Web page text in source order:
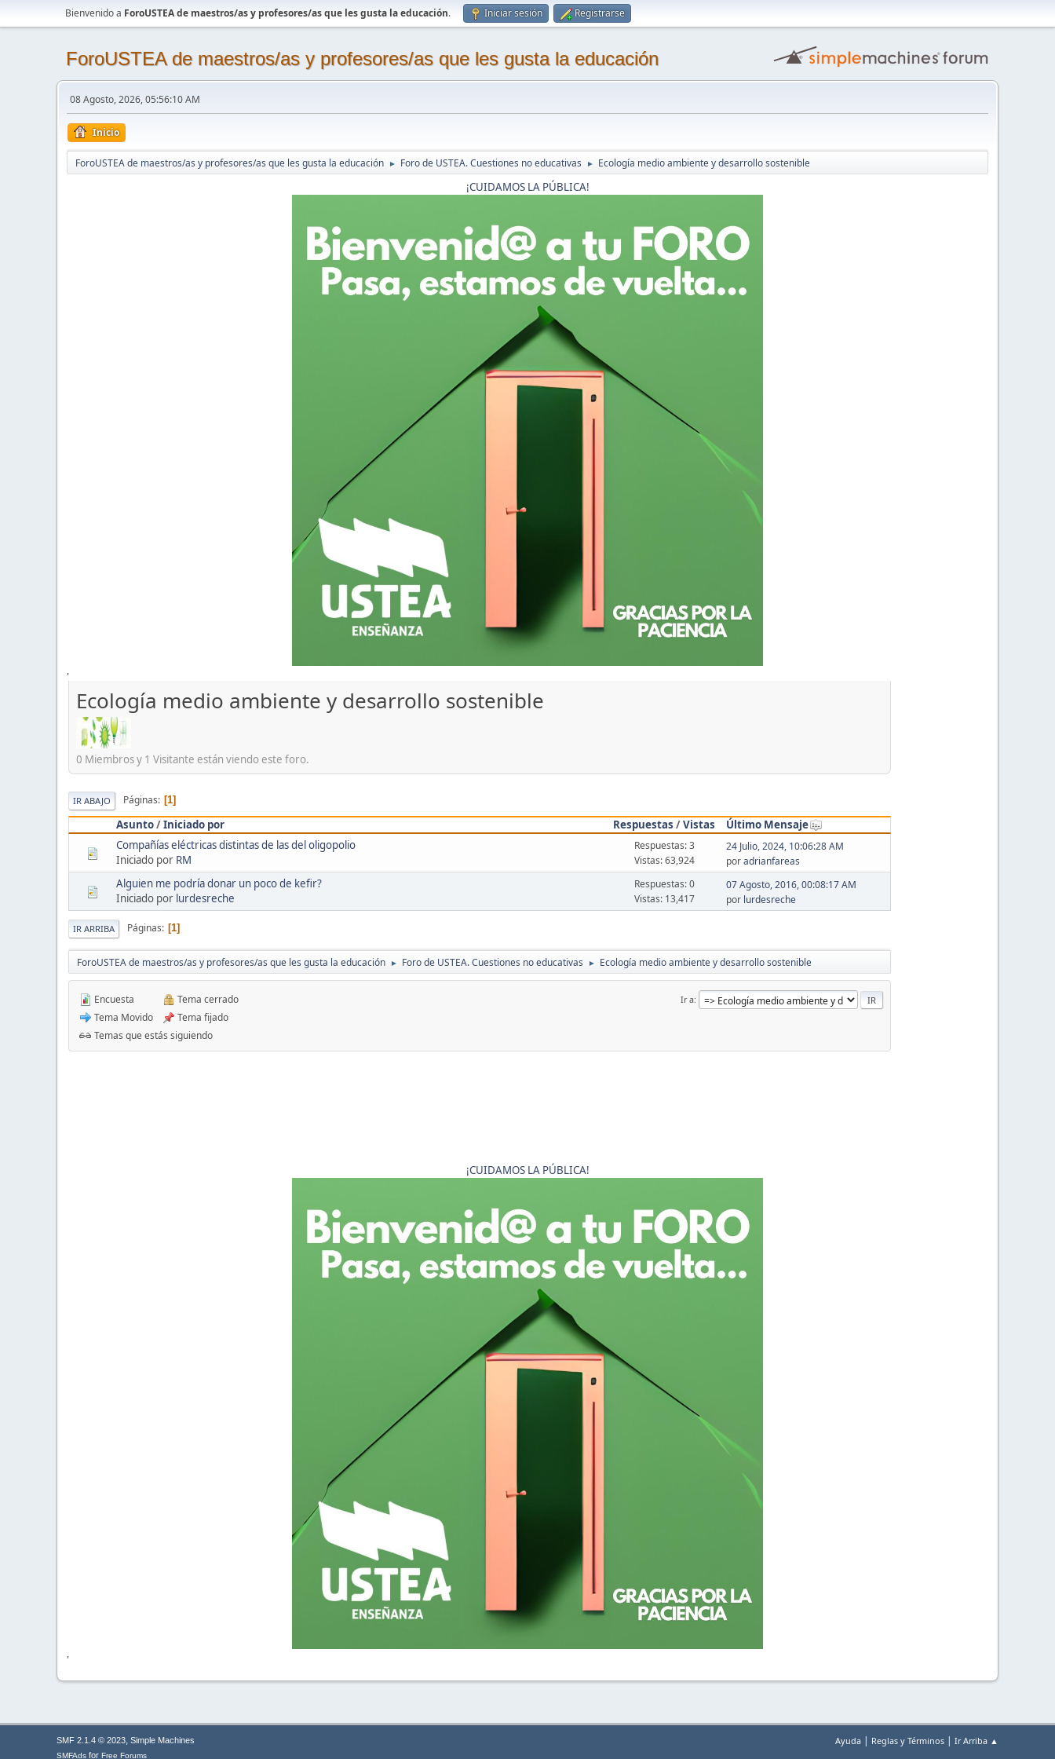
Bienvenido a ForoUSTEA de maestros/as y profesores/as que les gusta la educación. Iniciar sesión Registrarse
ForoUSTEA de maestros/as y profesores/as que les gusta la educación
08 Agosto, 2026, 05:56:10 AM
Inicio
ForoUSTEA de maestros/as y profesores/as que les gusta la educación ► Foro de USTEA. Cuestiones no educativas ► Ecología medio ambiente y desarrollo sostenible
¡CUIDAMOS LA PÚBLICA!
'
Ecología medio ambiente y desarrollo sostenible
0 Miembros y 1 Visitante están viendo este foro.
IR ABAJO Páginas 1
Asunto/Iniciado por Respuestas /Vistas
Último Mensaje
Compañías eléctricas distintas de las del oligopolio
Iniciado por RM
Respuestas: 3
Vistas: 63,924
24 Julio, 2024, 10:06:28 AM
poradrianfareas
Alguien me podría donar un poco de kefir?
Iniciado por lurdesreche
Respuestas: 0
Vistas: 13,417
07 Agosto, 2016, 00:08:17 AM
por lurdesreche
IR ARRIBA Páginas 1
ForoUSTEA de maestros/as y profesores/as que les gusta la educación ► Foro de USTEA. Cuestiones no educativas ► Ecología medio ambiente y desarrollo sostenible
Ir a
Encuesta
Tema Movido
Tema cerrado
Tema fijado
Temas que estás siguiendo
¡CUIDAMOS LA PÚBLICA!
'
Ayuda | Reglas y Términos | Ir Arriba ▲
SMF 2.1.4 © 2023, Simple Machines
SMFAds for Free Forums